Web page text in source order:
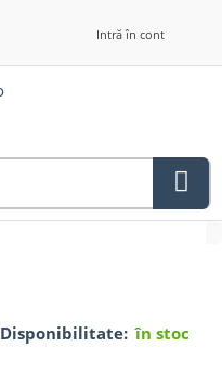
Intră în cont
Disponibilitate: în stoc